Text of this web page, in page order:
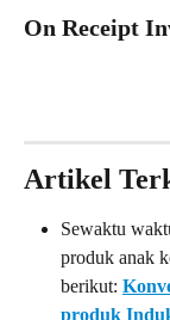
On Receipt
Artikel
Sewaktu
produk anak
berikut:
produk